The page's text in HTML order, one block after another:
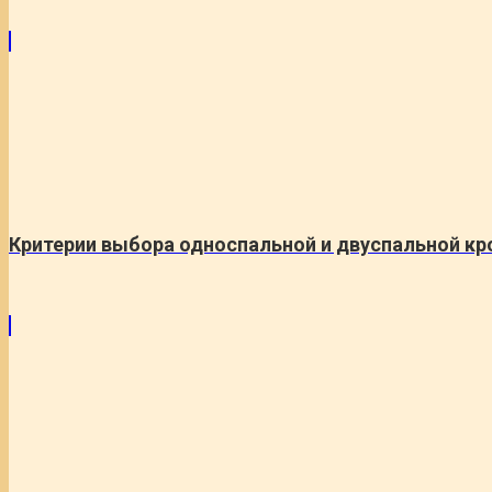
Критерии выбора односпальной и двуспальной